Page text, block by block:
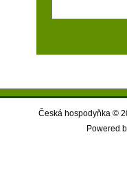
Česká hospodyňka ©
Powered